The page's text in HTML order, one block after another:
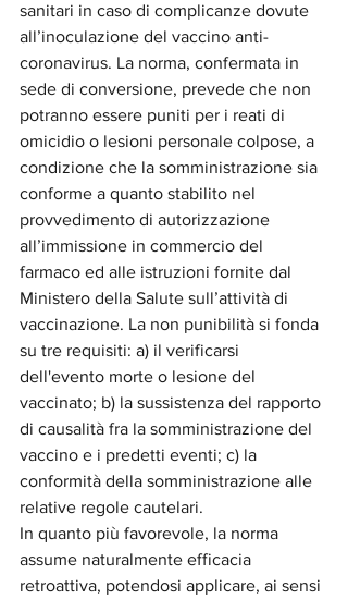
sanitari in caso di complicanze dovute
all’inoculazione del vaccino anti-
coronavirus. La norma, confermata in
sede di conversione, prevede che non
potranno essere puniti per i reati di
omicidio o lesioni personale colpose, a
condizione che la somministrazione sia
conforme a quanto stabilito nel
provvedimento di autorizzazione
all’immissione in commercio del
farmaco ed alle istruzioni fornite dal
Ministero della Salute sull’attività di
vaccinazione. La non punibilità si fonda
su tre requisiti: a) il verificarsi
dell'evento morte o lesione del
vaccinato; b) la sussistenza del rapporto
di causalità fra la somministrazione del
vaccino e i predetti eventi; c) la
conformità della somministrazione alle
relative regole cautelari.
In quanto più favorevole, la norma
assume naturalmente efficacia
retroattiva, potendosi applicare, ai sensi